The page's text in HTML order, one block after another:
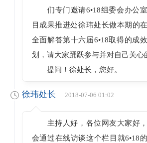
们专门邀请6•18组委会办公室
目成果推进处徐玮处长做本期的
全面解答第十六届6•18取得的成
划，请大家踊跃参与并对自己关心
提问！徐处长，您好。
徐玮处长 2018-07-06 01:02
主持人好，各位网友大家好
会通过在线访谈这个栏目就6•18